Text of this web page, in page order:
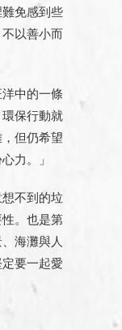
免感到些
以善小而
中的一條
保行動就
但仍希望
力。」
想不到的垃
。也是第
海灘與人
要一起愛